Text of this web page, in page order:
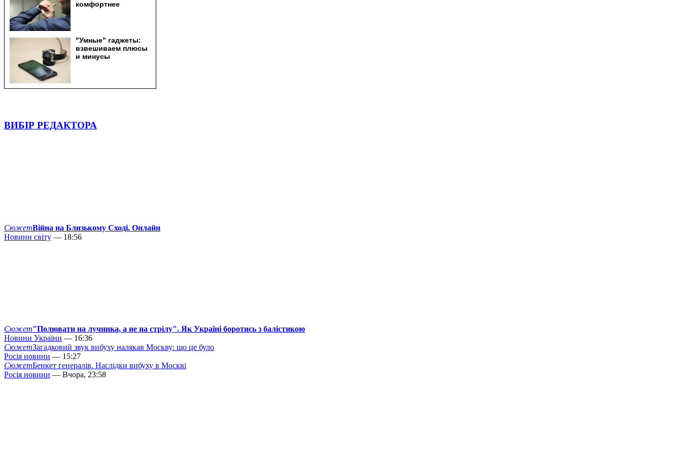
ВИБІР РЕДАКТОРА
СюжетВійна на Близькому Сході. Онлайн
Новини світу — 18:56
Сюжет"Полювати на лучника, а не на стрілу". Як Україні боротись з балістикою
Новини України — 16:36
СюжетЗагадковий звук вибуху налякав Москву: що це було
Росія новини — 15:27
СюжетБенкет генералів. Наслідки вибуху в Москві
Росія новини — Вчора, 23:58